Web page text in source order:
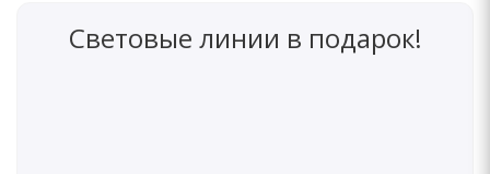
Световые линии в подарок!